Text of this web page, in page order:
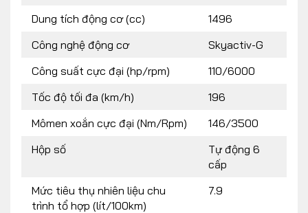
Dung tích động cơ (cc)
1496
Công nghệ động cơ
Skyactiv-G
Công suất cực đại (hp/rpm)
110/6000
Tốc độ tối đa (km/h)
196
Mômen xoắn cực đại (Nm/Rpm)
146/3500
Hộp số
Tự động 6
cấp
Mức tiêu thụ nhiên liệu chu
trình tổ hợp (lít/100km)
7.9